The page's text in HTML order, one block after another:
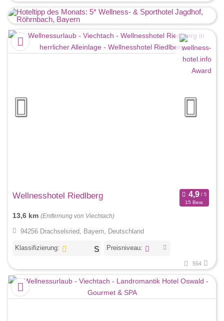
Wellnesshotel Riedlberg
15 Bew.
13,6 km (Entfernung von Viechtach)
94256 Drachselsried, Bayern, Deutschland
Klassifizierung: Preisniveau:
554